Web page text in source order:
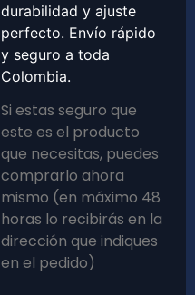
durabilidad y ajuste
perfecto. Envío rápido
y seguro a toda
Colombia.
Si estas seguro que
este es el producto
que necesitas, puedes
comprarlo ahora
mismo (en máximo 48
horas lo recibirás en la
dirección que indiques
en el pedido)